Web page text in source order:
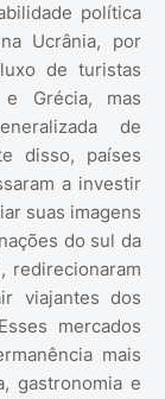
política
Ucrânia, por
de turistas
Grécia, mas
de
disso, países
a investir
suas imagens
do sul da
redirecionaram
viajantes dos
mercados
mais
gastronomia e